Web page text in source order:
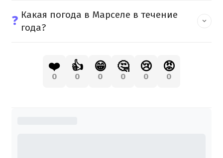
❓ Какая погода в Марселе в течение
года?
❤️
0
👍
0
😁
0
🤔
0
😢
0
😡
0